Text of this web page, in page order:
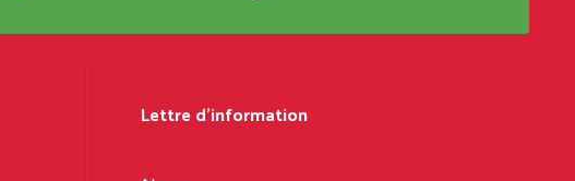
Lettre d'information